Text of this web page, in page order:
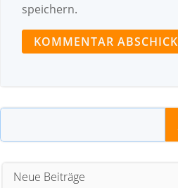
speichern.
Suchen
Neue Beiträge